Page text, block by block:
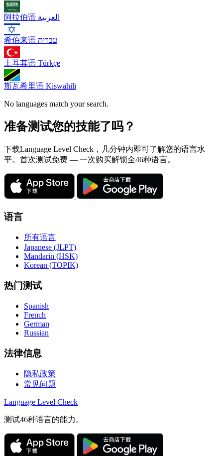
阿拉伯语 العربية
希伯来语 עברית
土耳其语 Türkçe
斯瓦希里语 Kiswahili
No languages match your search.
准备测试您的技能了吗？
下载Language Level Check，几分钟内即可了解您的语言水
平。首次测试免费 — 一次购买解锁全46种语言。
语言
所有语言
Japanese (JLPT)
Mandarin (HSK)
Korean (TOPIK)
热门测试
Spanish
French
German
Russian
法律信息
隐私政策
常见问题
Language Level Check
测试46种语言的能力。